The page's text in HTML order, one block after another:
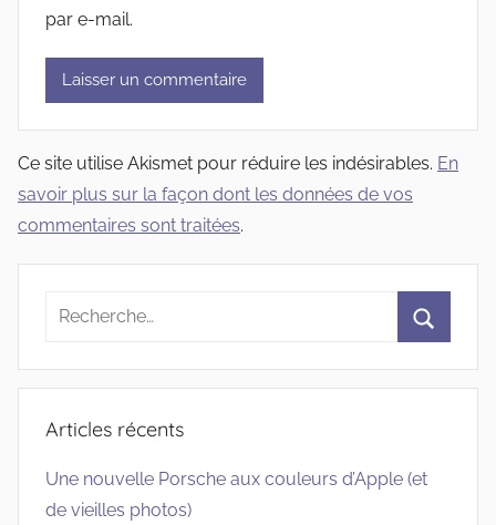
par e-mail.
Ce site utilise Akismet pour réduire les indésirables. En
savoir plus sur la façon dont les données de vos
commentaires sont traitées.
Recherche
:
Articles récents
Une nouvelle Porsche aux couleurs d’Apple (et
de vieilles photos)